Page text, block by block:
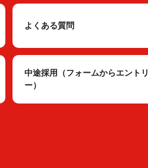
よくある質問
中途採用（フォームからエントリ
ー）